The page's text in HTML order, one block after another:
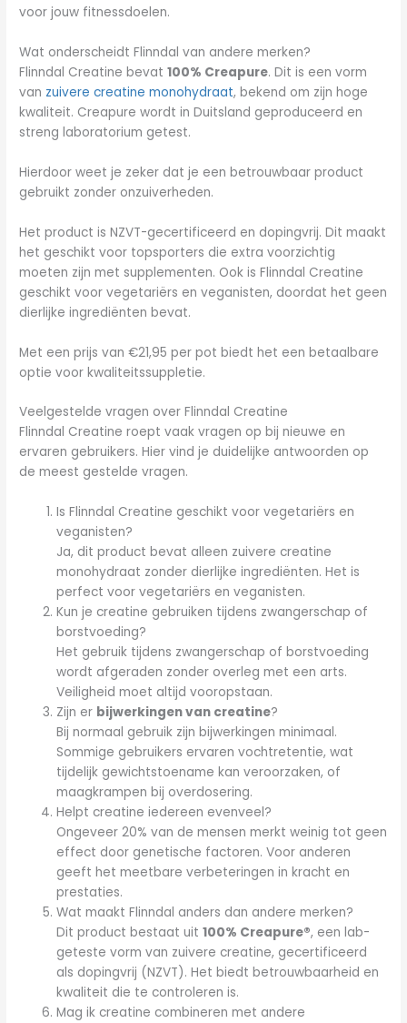
voor jouw fitnessdoelen.
Wat onderscheidt Flinndal van andere merken?
Flinndal Creatine bevat100% Creapure. Dit is een vorm
van zuivere creatine monohydraat, bekend om zijn hoge
kwaliteit. Creapure wordt in Duitsland geproduceerd en
streng laboratorium getest.
Hierdoor weet je zeker dat je een betrouwbaar product
gebruikt zonder onzuiverheden.
Het product is NZVT-gecertificeerd en dopingvrij. Dit maakt
het geschikt voor topsporters die extra voorzichtig
moeten zijn met supplementen. Ook is Flinndal Creatine
geschikt voor vegetariërs en veganisten, doordat het geen
dierlijke ingrediënten bevat.
Met een prijs van €21,95 per pot biedt het een betaalbare
optie voor kwaliteitssuppletie.
Veelgestelde vragen over Flinndal Creatine
Flinndal Creatine roept vaak vragen op bij nieuwe en
ervaren gebruikers. Hier vind je duidelijke antwoorden op
de meest gestelde vragen.
Is Flinndal Creatine geschikt voor vegetariërs en
veganisten?
Ja, dit product bevat alleen zuivere creatine
monohydraat zonder dierlijke ingrediënten. Het is
perfect voor vegetariërs en veganisten.
Kun je creatine gebruiken tijdens zwangerschap of
borstvoeding?
Het gebruik tijdens zwangerschap of borstvoeding
wordt afgeraden zonder overleg met een arts.
Veiligheid moet altijd vooropstaan.
Zijn er bijwerkingen van creatine?
Bij normaal gebruik zijn bijwerkingen minimaal.
Sommige gebruikers ervaren vochtretentie, wat
tijdelijk gewichtstoename kan veroorzaken, of
maagkrampen bij overdosering.
Helpt creatine iedereen evenveel?
Ongeveer 20% van de mensen merkt weinig tot geen
effect door genetische factoren. Voor anderen
geeft het meetbare verbeteringen in kracht en
prestaties.
Wat maakt Flinndal anders dan andere merken?
Dit product bestaat uit100% Creapure®, een lab-
geteste vorm van zuivere creatine, gecertificeerd
als dopingvrij (NZVT). Het biedt betrouwbaarheid en
kwaliteit die te controleren is.
Mag ik creatine combineren met andere